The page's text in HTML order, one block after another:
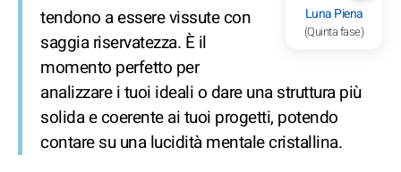
Luna Piena
(Quinta fase)
tendono a essere vissute con
saggia riservatezza. È il
momento perfetto per
analizzare i tuoi ideali o dare una struttura più
solida e coerente ai tuoi progetti, potendo
contare su una lucidità mentale cristallina.